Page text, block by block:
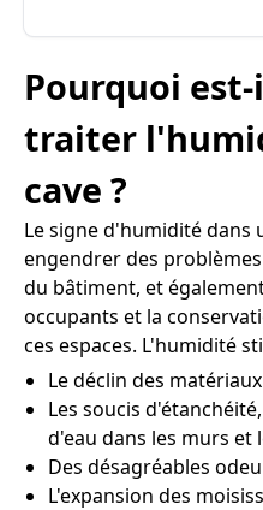
Pourquoi
traiter
cave ?
Le signe d'humidité dans
engendrer des
du bâtiment, et
occupants et la
ces espaces. L'humidité
Le déclin des
Les soucis
d'eau dans les murs et
Des désagréables
L'expansion des